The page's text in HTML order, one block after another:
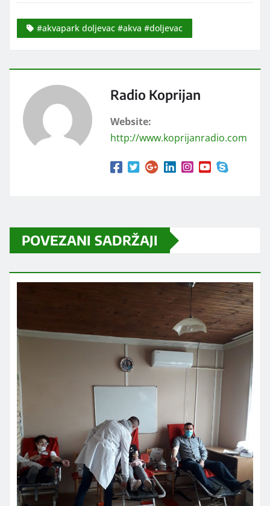
#akvapark doljevac #akva #doljevac
Radio Koprijan
Website:
http://www.koprijanradio.com
POVEZANI SADRŽAJI